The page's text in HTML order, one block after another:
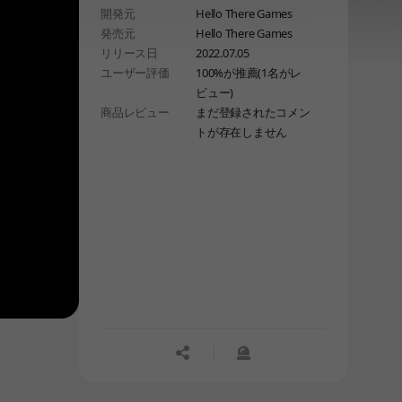
開発元
Hello There Games
発売元
Hello There Games
リリース日
2022.07.05
ユーザー評価
100%が推薦(1名がレ
ビュー)
商品レビュー
まだ登録されたコメン
トが存在しません
공유하기신고하기